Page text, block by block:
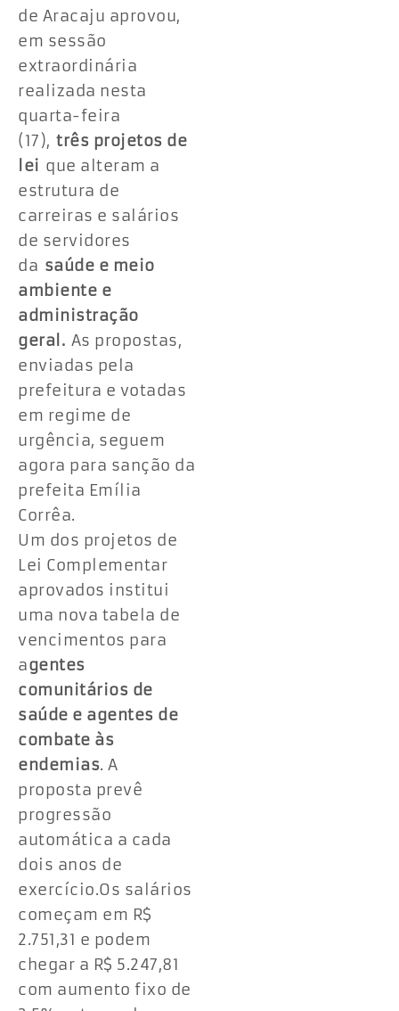
de Aracaju aprovou,
em sessão
extraordinária
realizada nesta
quarta-feira
(17), três projetos de
lei que alteram a
estrutura de
carreiras e salários
de servidores
da saúde e meio
ambiente e
administração
geral. As propostas,
enviadas pela
prefeitura e votadas
em regime de
urgência, seguem
agora para sanção da
prefeita Emília
Corrêa.
Um dos projetos de
Lei Complementar
aprovados institui
uma nova tabela de
vencimentos para
agentes
comunitários de
saúde e agentes de
combate às
endemias. A
proposta prevê
progressão
automática a cada
dois anos de
exercício.Os salários
começam em R$
2.751,31 e podem
chegar a R$ 5.247,81
com aumento fixo de